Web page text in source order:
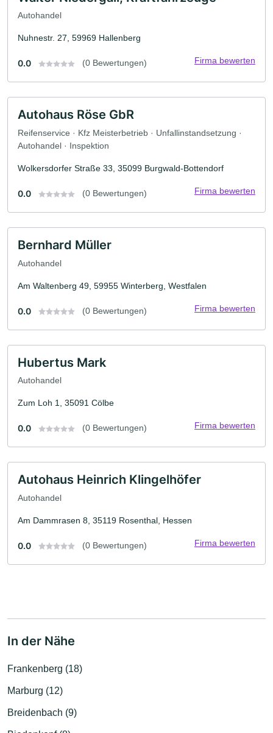
Autohandel
Nuhnestr. 27, 59969 Hallenberg
0.0 (0 Bewertungen) Firma bewerten
Autohaus Röse GbR
Reifenservice · Kfz Meisterbetrieb · Unfallinstandsetzung ·
Autohandel · Inspektion
Wolkersdorfer Straße 33, 35099 Burgwald-Bottendorf
0.0 (0 Bewertungen) Firma bewerten
Bernhard Müller
Autohandel
Am Waltenberg 49, 59955 Winterberg, Westfalen
0.0 (0 Bewertungen) Firma bewerten
Hubertus Mark
Autohandel
Zum Loh 1, 35091 Cölbe
0.0 (0 Bewertungen) Firma bewerten
Autohaus Heinrich Klingelhöfer
Autohandel
Am Dammrasen 8, 35119 Rosenthal, Hessen
0.0 (0 Bewertungen) Firma bewerten
In der Nähe
Frankenberg (18)
Marburg (12)
Breidenbach (9)